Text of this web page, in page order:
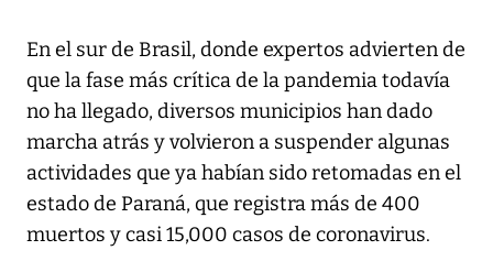
En el sur de Brasil, donde expertos advierten de
que la fase más crítica de la pandemia todavía
no ha llegado, diversos municipios han dado
marcha atrás y volvieron a suspender algunas
actividades que ya habían sido retomadas en el
estado de Paraná, que registra más de 400
muertos y casi 15,000 casos de coronavirus.